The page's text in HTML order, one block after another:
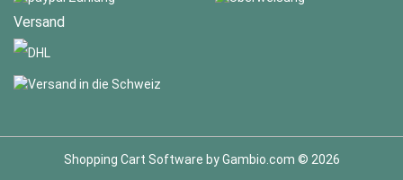
Versand
Shopping Cart Software by Gambio.com © 2026